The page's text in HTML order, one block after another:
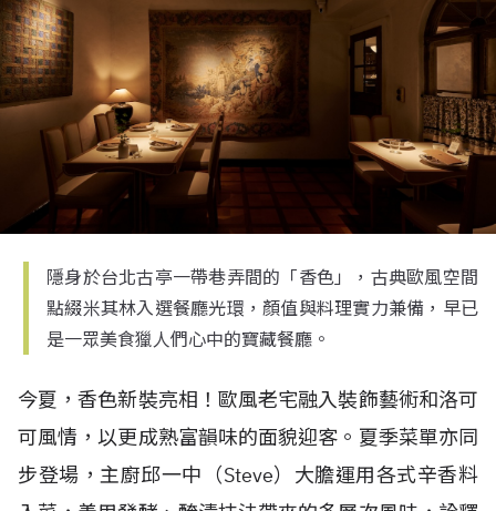
隱身於台北古亭一帶巷弄間的「香色」，古典歐風空間
點綴米其林入選餐廳光環，顏值與料理實力兼備，早已
是一眾美食獵人們心中的寶藏餐廳。
今夏，香色新裝亮相！歐風老宅融入裝飾藝術和洛可
可風情，以更成熟富韻味的面貌迎客。夏季菜單亦同
步登場，主廚邱一中（Steve）大膽運用各式辛香料